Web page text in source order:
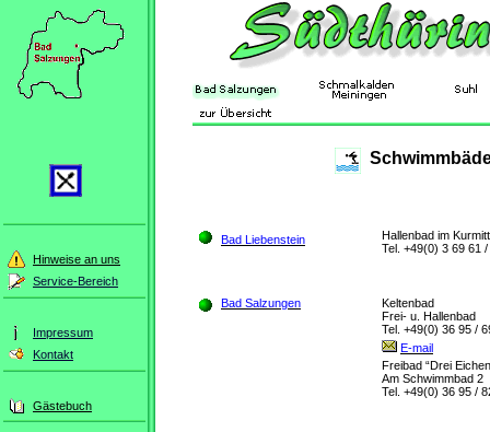
Hinweise an uns
Service-Bereich
Impressum
Kontakt
Gästebuch
Bad Liebenstein
Hallenbad im
Tel. +49(0) 3 69 61
Bad Salzungen
Keltenbad
Frei- u. Hallenbad
Tel. +49(0) 36 95 /
E-mail
Freibad “Drei
Am Schwimmbad 2
Tel. +49(0) 36 95 /